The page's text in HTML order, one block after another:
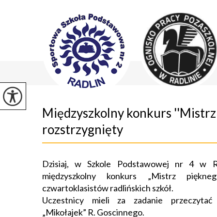
Międzyszkolny konkurs
rozstrzygnięty
Dzisiaj, w Szkole Podstawowej nr 4 w
międzyszkolny konkurs „Mistrz
czwartoklasistów radlińskich szkół.
Uczestnicy mieli za zadanie
„Mikołajek” R. Goscinnego.